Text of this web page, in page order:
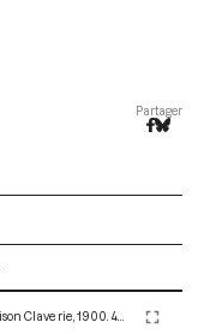
Partager
Les corsets de A. Claverie - 1904. Paris : Maison Claverie, 1900. 44 p. (Corsets esthétiques, ceintures et lingerie, 10)